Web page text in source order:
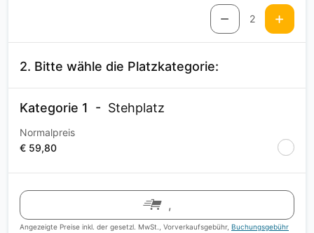
2
2. Bitte wähle die Platzkategorie:
Kategorie 1 Stehplatz
Normalpreis
€ 59,80
,
Angezeigte Preise inkl. der gesetzl. MwSt., Vorverkaufsgebühr, Buchungsgebühr